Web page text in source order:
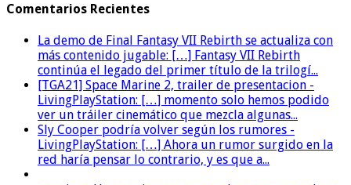
Comentarios Recientes
La demo de Final Fantasy VII Rebirth se actualiza con
más contenido jugable: […] Fantasy VII Rebirth
continúa el legado del primer título de la trilogí...
[TGA21] Space Marine 2, trailer de presentacion -
LivingPlayStation: […] momento solo hemos podido
ver un tráiler cinemático que mezcla algunas...
Sly Cooper podría volver según los rumores -
LivingPlayStation: […] Ahora un rumor surgido en la
red haría pensar lo contrario, y es que a...